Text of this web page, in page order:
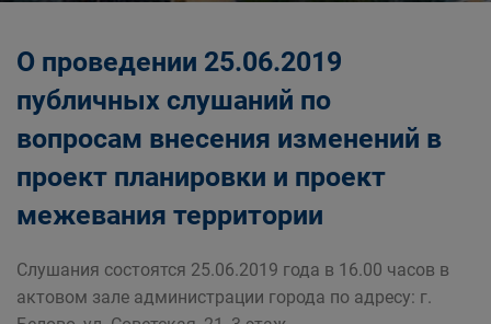
О проведении 25.06.2019
публичных слушаний по
вопросам внесения изменений в
проект планировки и проект
межевания территории
Слушания состоятся 25.06.2019 года в 16.00 часов в
актовом зале администрации города по адресу: г.